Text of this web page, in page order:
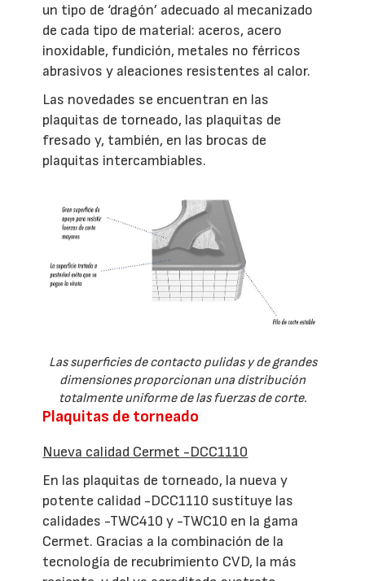
un tipo de ‘dragón’ adecuado al mecanizado
de cada tipo de material: aceros, acero
inoxidable, fundición, metales no férricos
abrasivos y aleaciones resistentes al calor.
Las novedades se encuentran en las
plaquitas de torneado, las plaquitas de
fresado y, también, en las brocas de
plaquitas intercambiables.
Las superficies de contacto pulidas y de grandes
dimensiones proporcionan una distribución
totalmente uniforme de las fuerzas de corte.
Plaquitas de torneado
Nueva calidad Cermet -DCC1110
En las plaquitas de torneado, la nueva y
potente calidad -DCC1110 sustituye las
calidades -TWC410 y -TWC10 en la gama
Cermet. Gracias a la combinación de la
tecnología de recubrimiento CVD, la más